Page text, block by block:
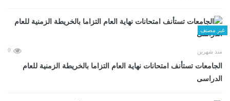
غير مصنف
منذ شهرين 0
الجامعات تستأنف امتحانات نهاية العام التزاما بالخريطة الزمنية للعام
الدراسى